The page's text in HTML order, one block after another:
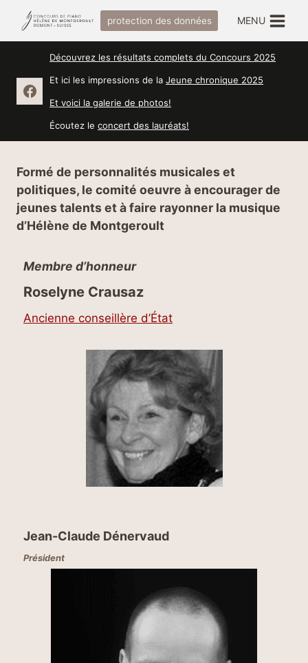
contenu
protection des données MENU
Découvrez les résultats complets du Concours 2025
Et ici les impressions de laJeune chronique 2025
Et voici la galerie de photos!
Écoutez leconcert des lauréats!
Formé de personnalités musicales et
politiques, le comité oeuvre à encourager de
jeunes talents et à faire rayonner la musique
d’Hélène de Montgeroult
Membre d’honneur
Roselyne Crausaz
Ancienne conseillère d’État
Jean-Claude Dénervaud
Président